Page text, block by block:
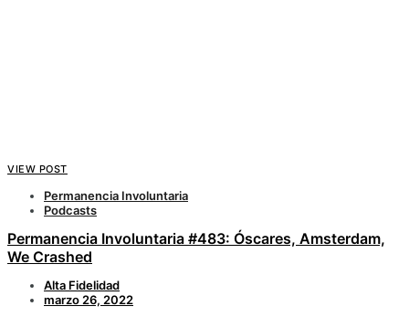
VIEW POST
Permanencia Involuntaria
Podcasts
Permanencia Involuntaria #483: Óscares, Amsterdam,
We Crashed
Alta Fidelidad
marzo 26, 2022